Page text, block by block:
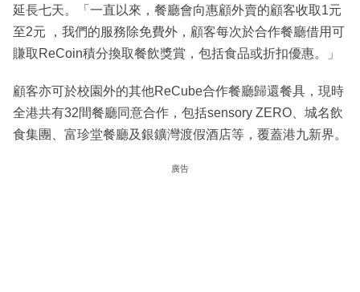
延長七天。「一直以來，餐廳會向惠顧外賣的顧客收取1元
至2元 ，我們的服務除免費外，顧客每次於合作餐廳借用可
賺取ReCoin積分換取餐飲獎賞，包括食品或折扣優惠。」
顧客亦可於校園外的其他ReCube合作餐廳歸還餐具，現時
全港共有32間餐廳同意合作，包括sensory ZERO、城名飲
食集團、富珍堂餐廳及銀鑛灣渡假酒店等，覆蓋港九新界。
廣告